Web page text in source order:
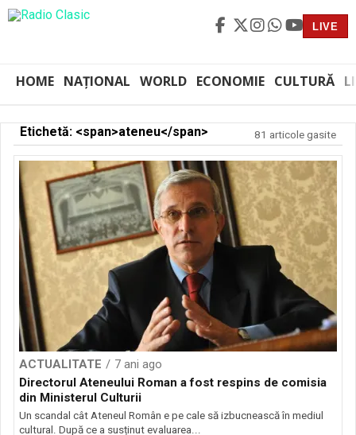
LIVE
HOME NAȚIONAL WORLD ECONOMIE CULTURĂ
Etichetă: <span>ateneu</span> 81 articole gasite
ACTUALITATE
7 ani ago
Directorul Ateneului Roman a fost respins de comisia
din Ministerul Culturii
Un scandal cât Ateneul Român e pe cale să izbucnească în mediul
cultural. După ce a susținut evaluarea...